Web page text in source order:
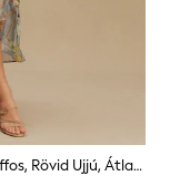
KÉK Florals Nyomtatási - Puffos, Rövid Ujjú, Átlapolt, Alkalmi Midi Ruha